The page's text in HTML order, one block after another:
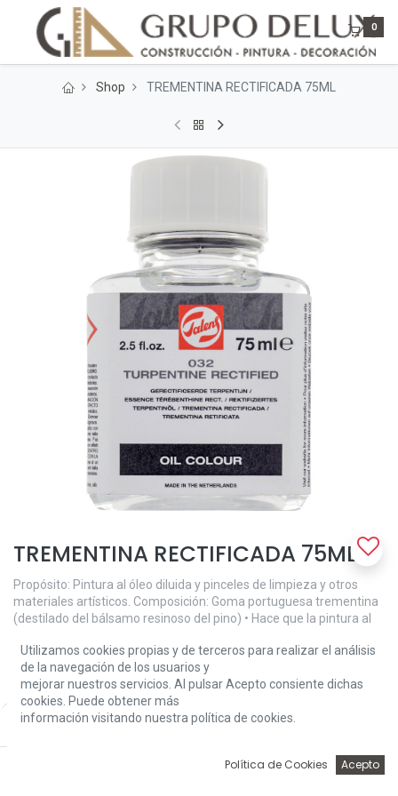
Price:
Add to Cart
0
Shop TREMENTINA RECTIFICADA 75ML
TREMENTINA RECTIFICADA 75ML
Propósito: Pintura al óleo diluida y pinceles de limpieza y otros
materiales artísticos. Composición: Goma portuguesa trementina
(destilado del bálsamo resinoso del pino) • Hace que la pintura al
trazo de pincel corra • Adecuado para quitar capas de barniz (en
seco) • Adecuado para disolver resinas (naturales) • También para
diluyentes y barnices para óleo • Inflamable
8,50€
Utilizamos cookies propias y de terceros para realizar el análisis
de la navegación de los usuarios y
mejorar nuestros servicios. Al pulsar Acepto consiente dichas
cookies. Puede obtener más
información visitando nuestra política de cookies.
Política de Cookies Acepto